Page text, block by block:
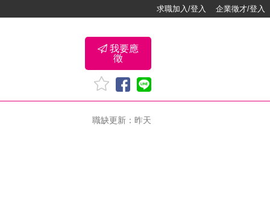
求職加入/登入 企業徵才/登入
我要應
徵
職缺更新：昨天